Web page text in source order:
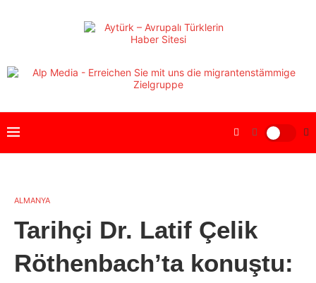
ALMANYA
Tarihçi Dr. Latif Çelik
Röthenbach’ta konuştu: